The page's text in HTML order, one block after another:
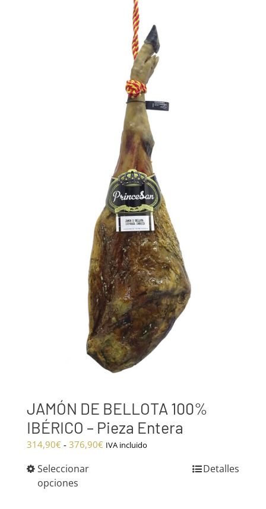
114,90€
JAMÓN DE BELLOTA 100%
IBÉRICO – Pieza Entera
314,90€ - 376,90€ Rango
IVA incluido
Seleccionar
opciones
Detalles